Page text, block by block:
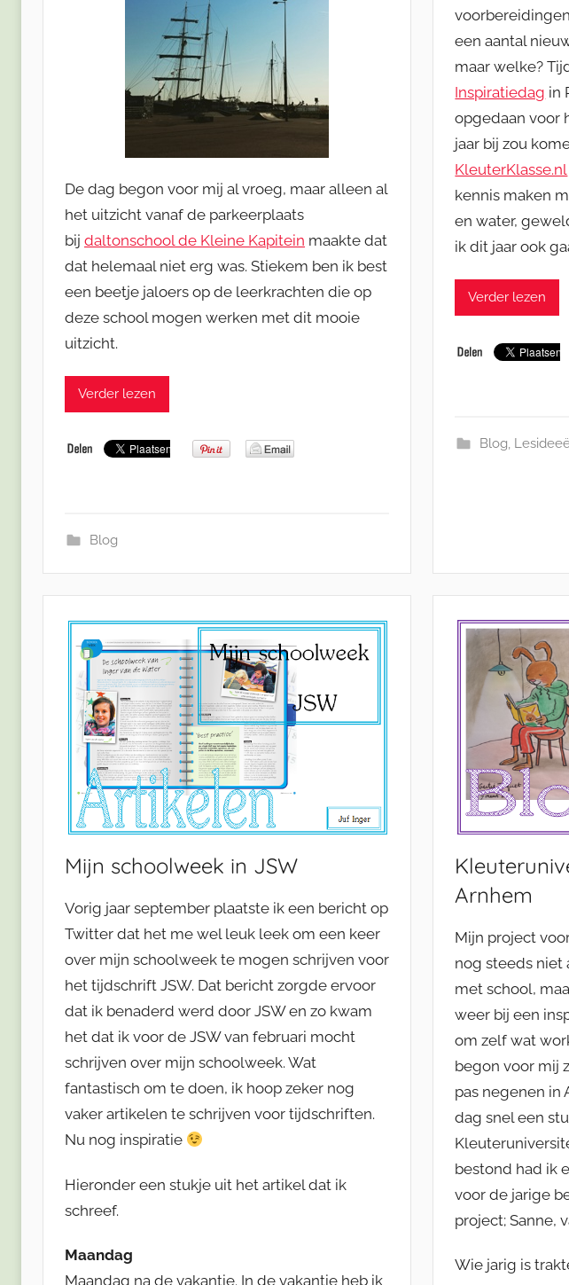
De dag begon voor mij al vroeg, maar alleen al
het uitzicht vanaf de parkeerplaats
bij daltonschool de Kleine Kapitein maakte dat
dat helemaal niet erg was. Stiekem ben ik best
een beetje jaloers op de leerkrachten die op
deze school mogen werken met dit mooie
uitzicht.
Verder lezen
Blog
een aantal
maar welke?
Inspiratiedag in
opgedaan voor
jaar bij zou
KleuterKlasse.nl
kennis maken
en water,
ik dit jaar ook
Verder lezen
Blog,
Mijn schoolweek in JSW
Vorig jaar september plaatste ik een bericht op
Twitter dat het me wel leuk leek om een keer
over mijn schoolweek te mogen schrijven voor
het tijdschrift JSW. Dat bericht zorgde ervoor
dat ik benaderd werd door JSW en zo kwam
het dat ik voor de JSW van februari mocht
schrijven over mijn schoolweek. Wat
fantastisch om te doen, ik hoop zeker nog
vaker artikelen te schrijven voor tijdschriften.
Nu nog inspiratie
Hieronder een stukje uit het artikel dat ik
schreef.
Maandag
Maandag na de vakantie. In de vakantie heb ik
Arnhem
Mijn project
nog steeds niet
met school,
weer bij een
om zelf wat
begon voor mij
pas negenen in
dag snel een
bestond had ik
voor de jarige
project; Sanne,
Wie jarig is